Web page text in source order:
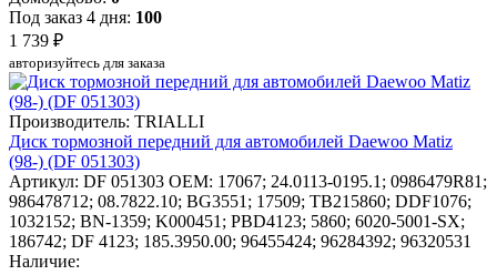
Под заказ 4 дня: 100
1 739 ₽
авторизуйтесь для заказа
Производитель: TRIALLI
Диск тормозной передний для автомобилей Daewoo Matiz
(98-) (DF 051303)
Артикул: DF 051303 OEM: 17067; 24.0113-0195.1; 0986479R81;
986478712; 08.7822.10; BG3551; 17509; TB215860; DDF1076;
1032152; BN-1359; K000451; PBD4123; 5860; 6020-5001-SX;
186742; DF 4123; 185.3950.00; 96455424; 96284392; 96320531
Наличие: